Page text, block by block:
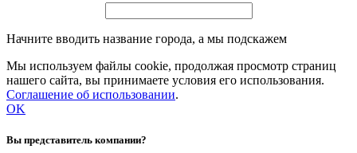
Начните вводить название города, а мы подскажем
Мы используем файлы cookie, продолжая просмотр страниц
нашего сайта, вы принимаете условия его использования.
Соглашение об использовании.
OK
Вы представитель компании?